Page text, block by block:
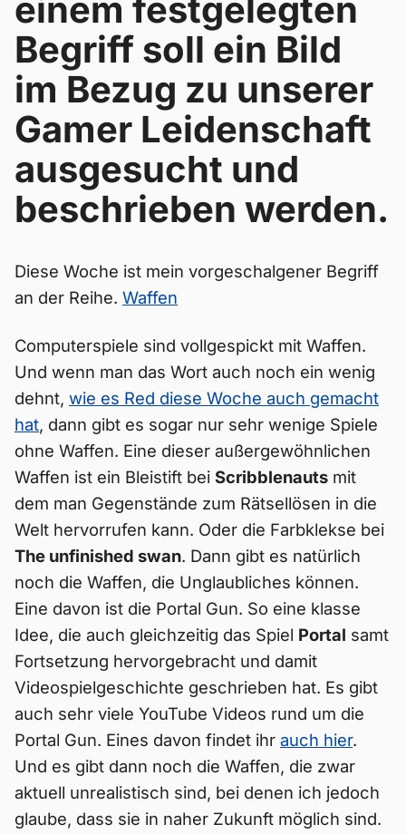
einem festgelegten
Begriff soll ein Bild
im Bezug zu unserer
Gamer Leidenschaft
ausgesucht und
beschrieben werden.
Diese Woche ist mein vorgeschalgener Begriff
an der Reihe. Waffen
Computerspiele sind vollgespickt mit Waffen.
Und wenn man das Wort auch noch ein wenig
dehnt, wie es Red diese Woche auch gemacht
hat, dann gibt es sogar nur sehr wenige Spiele
ohne Waffen. Eine dieser außergewöhnlichen
Waffen ist ein Bleistift bei Scribblenauts mit
dem man Gegenstände zum Rätsellösen in die
Welt hervorrufen kann. Oder die Farbklekse bei
The unfinished swan. Dann gibt es natürlich
noch die Waffen, die Unglaubliches können.
Eine davon ist die Portal Gun. So eine klasse
Idee, die auch gleichzeitig das Spiel Portal samt
Fortsetzung hervorgebracht und damit
Videospielgeschichte geschrieben hat. Es gibt
auch sehr viele YouTube Videos rund um die
Portal Gun. Eines davon findet ihr auch hier.
Und es gibt dann noch die Waffen, die zwar
aktuell unrealistisch sind, bei denen ich jedoch
glaube, dass sie in naher Zukunft möglich sind.